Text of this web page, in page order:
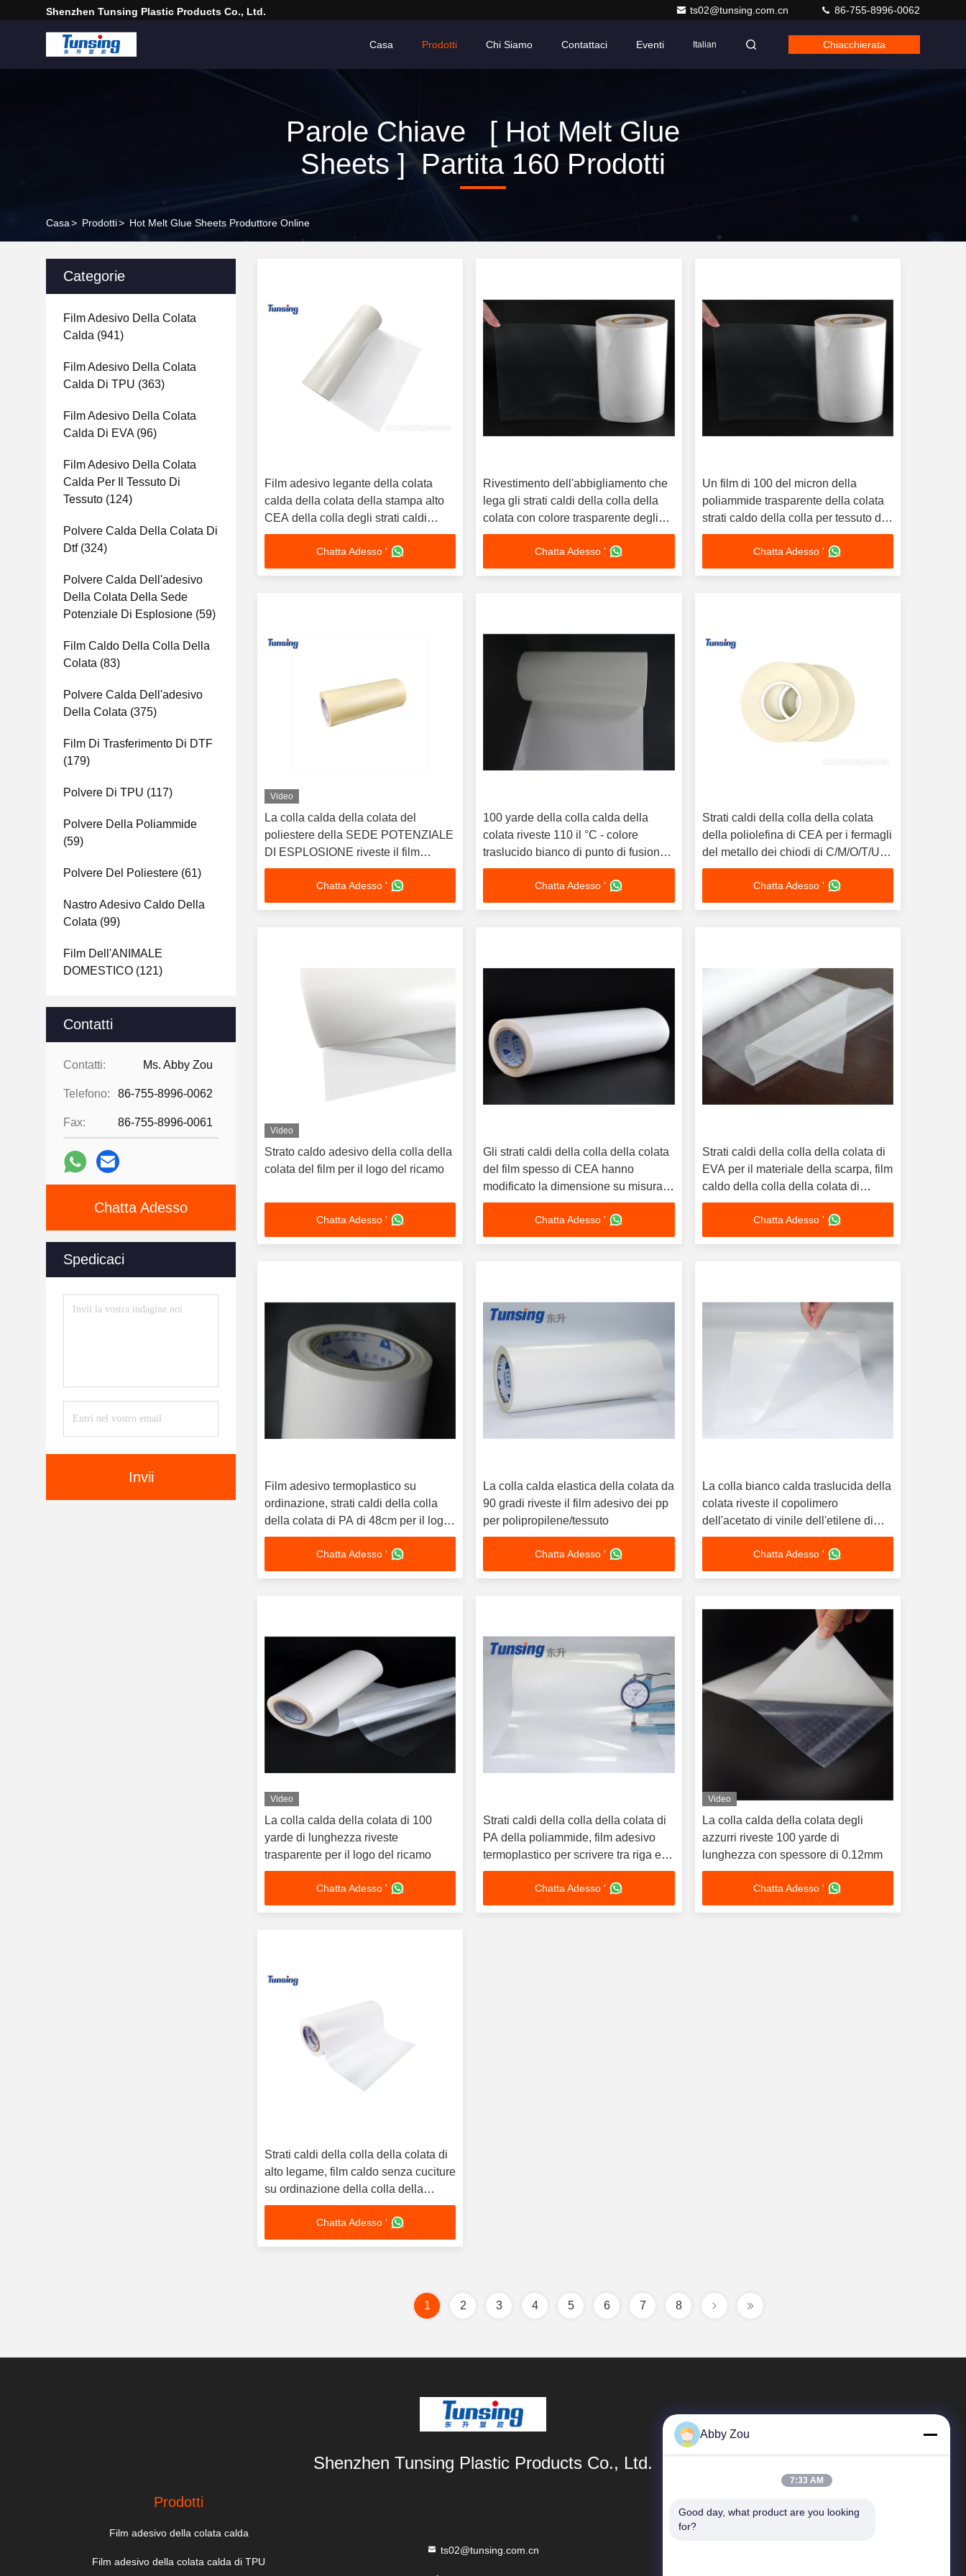
Shenzhen Tunsing Plastic Products Co., Ltd. ts02@tunsing.com.cn 86-755-8996-0062
Casa Prodotti Chi Siamo Contattaci Eventi Italian Chiacchierata
Parole Chiave [ Hot Melt Glue
Sheets ] Partita 160 Prodotti
Casa> Prodotti> Hot Melt Glue Sheets Produttore Online
Categorie
Film Adesivo Della Colata
Calda (941)
Film Adesivo Della Colata
Calda Di TPU (363)
Film Adesivo Della Colata
Calda Di EVA(96)
Film Adesivo Della Colata
Calda Per Il Tessuto Di
Tessuto (124)
Polvere Calda Della Colata Di
Dtf(324)
Polvere Calda Dell'adesivo
Della Colata Della Sede
Potenziale Di Esplosione (59)
Film Caldo Della Colla Della
Colata (83)
Polvere Calda Dell'adesivo
Della Colata (375)
Film Di Trasferimento Di DTF
(179)
Polvere Di TPU (117)
Polvere Della Poliammide
(59)
Polvere Del Poliestere (61)
Nastro Adesivo Caldo Della
Colata (99)
Film Dell'ANIMALE
DOMESTICO (121)
Contatti
Contatti: Ms. Abby Zou
Telefono: 86-755-8996-0062
Fax: 86-755-8996-0061
Chatta Adesso
Spedicaci
Invii
Film adesivo legante della colata
calda della colata della stampa alto
CEA della colla degli strati caldi
sensibili
Chatta Adesso '
Rivestimento dell'abbigliamento che
lega gli strati caldi della colla della
colata con colore trasparente degli
azzurri
Chatta Adesso '
Un film di 100 del micron della
poliammide trasparente della colata
strati caldo della colla per tessuto di
nylon
Chatta Adesso '
Video
La colla calda della colata del
poliestere della SEDE POTENZIALE
DI ESPLOSIONE riveste il film
termoplastico modificato per lo
strumento di precisione
Chatta Adesso '
100 yarde della colla calda della
colata riveste 110 il °C - colore
traslucido bianco di punto di fusione
di 120 °C
Chatta Adesso '
Strati caldi della colla della colata
della poliolefina di CEA per i fermagli
del metallo dei chiodi di C/M/O/T/U-
Type
Chatta Adesso '
Video
Strato caldo adesivo della colla della
colata del film per il logo del ricamo
Chatta Adesso '
Gli strati caldi della colla della colata
del film spesso di CEA hanno
modificato la dimensione su misura
acrilico con autoadesivo
Chatta Adesso '
Strati caldi della colla della colata di
EVA per il materiale della scarpa, film
caldo della colla della colata di
larghezza di 138CM
Chatta Adesso '
Film adesivo termoplastico su
ordinazione, strati caldi della colla
della colata di PA di 48cm per il logo
del ricamo
Chatta Adesso '
La colla calda elastica della colata da
90 gradi riveste il film adesivo dei pp
per polipropilene/tessuto
Chatta Adesso '
La colla bianco calda traslucida della
colata riveste il copolimero
dell'acetato di vinile dell'etilene di
Eva
Chatta Adesso '
Video
La colla calda della colata di 100
yarde di lunghezza riveste
trasparente per il logo del ricamo
Chatta Adesso '
Strati caldi della colla della colata di
PA della poliammide, film adesivo
termoplastico per scrivere tra riga e
riga
Chatta Adesso '
Video
La colla calda della colata degli
azzurri riveste 100 yarde di
lunghezza con spessore di 0.12mm
Chatta Adesso '
Strati caldi della colla della colata di
alto legame, film caldo senza cuciture
su ordinazione della colla della
colata
Chatta Adesso '
1 2 3 4 5 6 7 8
Shenzhen Tunsing Plastic Products Co., Ltd.
Prodotti
Film adesivo della colata calda
Film adesivo della colata calda di TPU
ts02@tunsing.com.cn
Abby Zou
7:33 AM
Good day, what product are you looking
for?